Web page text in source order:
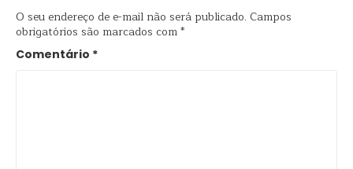
O seu endereço de e-mail não será publicado. Campos
obrigatórios são marcados com*
Comentário *